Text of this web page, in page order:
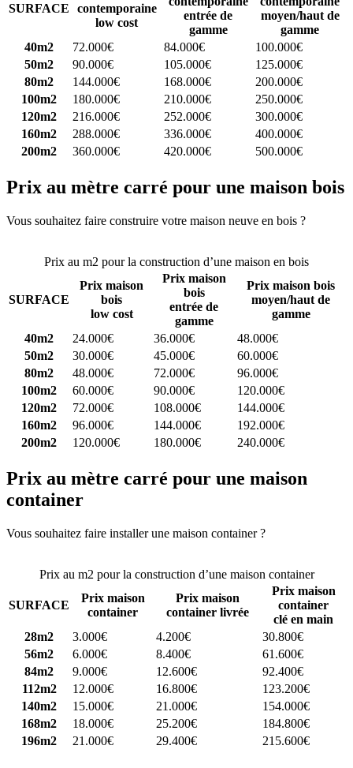
SURFACE
contemporaine
low cost
entrée de
gamme
moyen/haut de
gamme
40m2
72.000€ 84.000€
100.000€
50m2
90.000€ 105.000€
125.000€
80m2
144.000€ 168.000€
200.000€
100m2
180.000€ 210.000€
250.000€
120m2
216.000€ 252.000€
300.000€
160m2
288.000€ 336.000€
400.000€
200m2
360.000€ 420.000€ 500.000€
Prix au mètre carré pour une maison bois
Vous souhaitez faire construire votre maison neuve en bois ?
Prix au m2 pour la construction d’une maison en bois
SURFACE
Prix maison
bois
low cost
Prix maison
bois
entrée de
gamme
Prix maison bois
moyen/haut de
gamme
40m2
24.000€ 36.000€
48.000€
50m2
30.000€ 45.000€
60.000€
80m2
48.000€ 72.000€
96.000€
100m2
60.000€ 90.000€
120.000€
120m2
72.000€ 108.000€
144.000€
160m2
96.000€ 144.000€
192.000€
200m2
120.000€ 180.000€ 240.000€
Prix au mètre carré pour une maison
container
Vous souhaitez faire installer une maison container ?
Prix au m2 pour la construction d’une maison container
SURFACE
Prix maison
container
Prix maison
container livrée
Prix maison
container
clé en main
28m2
3.000€ 4.200€
30.800€
56m2
6.000€ 8.400€
61.600€
84m2
9.000€ 12.600€
92.400€
112m2
12.000€ 16.800€
123.200€
140m2
15.000€ 21.000€
154.000€
168m2
18.000€ 25.200€
184.800€
196m2
21.000€ 29.400€ 215.600€